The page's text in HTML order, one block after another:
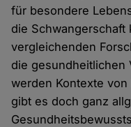
für besondere
die Schwangerschaft
vergleichenden
die gesundheitlichen
werden Kontexte
gibt es doch ganz